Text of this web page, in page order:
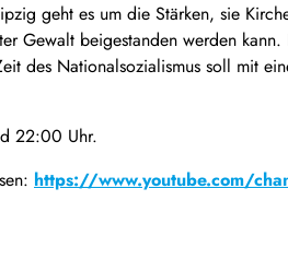
geht es um die Stärken, sie
Gewalt beigestanden werden kann.
des Nationalsozialismus soll mit
22:00 Uhr.
https://www.youtube.com/